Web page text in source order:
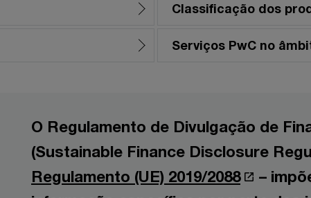
Classificação dos
Serviços PwC no
O Regulamento de Divulgação de
(Sustainable Finance Disclosure
Regulamento (UE) 2019/2088
–